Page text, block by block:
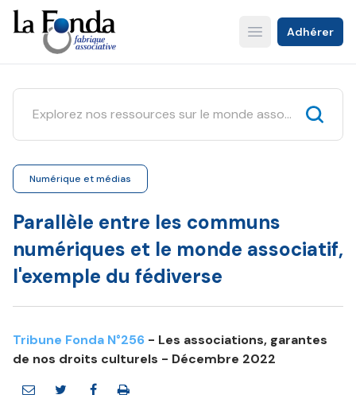
Aller
au
contenu
principal
Open main menu
Adhérer
Numérique et médias
Parallèle entre les communs
numériques et le monde associatif,
l'exemple du fédiverse
Tribune Fonda N°256 - Les associations, garantes
de nos droits culturels - Décembre 2022